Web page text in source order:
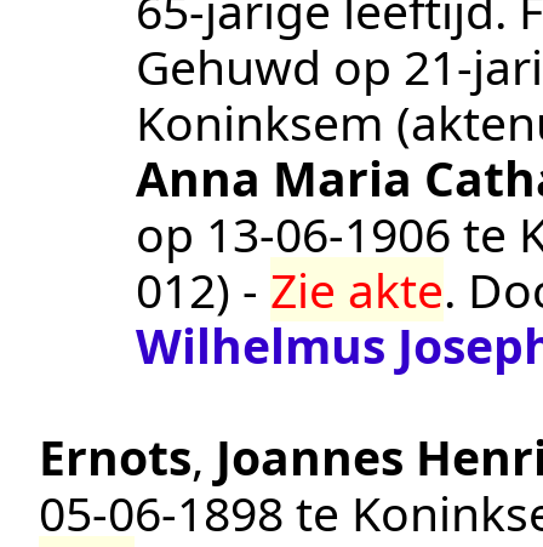
Gehuwd op 21-
Koninksem
Anna Maria
op 13‑06‑1906 te
012) - Zie akte.
Wilhelmus
Ernots, Joannes
05‑06‑1898 te